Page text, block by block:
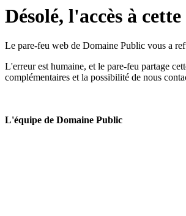
Désolé, l'accès à
Le pare-feu web de Domaine Public vous a
L'erreur est humaine, et le pare-feu partage
complémentaires et la possibilité de nous
L'équipe de Domaine Public